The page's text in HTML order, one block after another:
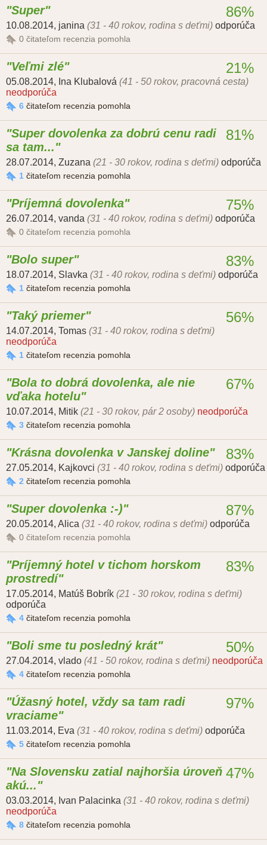
Super
10.08.2014, janina (31 - 40 rokov, rodina s deťmi) odporúča
0 čitateľom recenzia pomohla
86%
Veľmi zlé
05.08.2014, Ina Klubalová (41 - 50 rokov, pracovná cesta)
neodporúča
6 čitateľom recenzia pomohla
21%
Super dovolenka za dobrú cenu radi
sa tam...
28.07.2014, Zuzana (21 - 30 rokov, rodina s deťmi) odporúča
1 čitateľom recenzia pomohla
81%
Príjemná dovolenka
26.07.2014, vanda (31 - 40 rokov, rodina s deťmi) odporúča
0 čitateľom recenzia pomohla
75%
Bolo super
18.07.2014, Slavka (31 - 40 rokov, rodina s deťmi) odporúča
1 čitateľom recenzia pomohla
83%
Taký priemer
14.07.2014, Tomas (31 - 40 rokov, rodina s deťmi)
neodporúča
1 čitateľom recenzia pomohla
56%
Bola to dobrá dovolenka, ale nie
vďaka hotelu
10.07.2014, Mitik (21 - 30 rokov, pár 2 osoby) neodporúča
3 čitateľom recenzia pomohla
67%
Krásna dovolenka v Janskej doline
27.05.2014, Kajkovci (31 - 40 rokov, rodina s deťmi) odporúča
2 čitateľom recenzia pomohla
83%
Super dovolenka :-)
20.05.2014, Alica (31 - 40 rokov, rodina s deťmi) odporúča
0 čitateľom recenzia pomohla
87%
Príjemný hotel v tichom horskom
prostredí
17.05.2014, Matúš Bobrík (21 - 30 rokov, rodina s deťmi)
odporúča
4 čitateľom recenzia pomohla
83%
Boli sme tu posledný krát
27.04.2014, vlado (41 - 50 rokov, rodina s deťmi) neodporúča
4 čitateľom recenzia pomohla
50%
Úžasný hotel, vždy sa tam radi
vraciame
11.03.2014, Eva (31 - 40 rokov, rodina s deťmi) odporúča
5 čitateľom recenzia pomohla
97%
Na Slovensku zatial najhoršia úroveň
akú...
03.03.2014, Ivan Palacinka (31 - 40 rokov, rodina s deťmi)
neodporúča
8 čitateľom recenzia pomohla
47%